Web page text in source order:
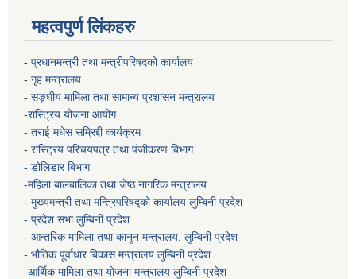
महत्वपुर्ण लिंकहरु
- प्रधानमन्त्री तथा मन्त्रीपरिषदको कार्यालय
- गृह मन्त्रालय
- सङ्घीय मामिला तथा सामान्य प्रशासन मन्त्रालय
-रास्ट्रिय योजना आयोग
- तराई मधेस सम्रिद्दी कार्यक्रम
- रास्ट्रिय परिचयपत्र तथा पंजीकरण बिभाग
- डोलिडार बिभाग
-महिला बालबालिका तथा जेष्ठ नागरिक मन्त्रालय
- मुख्यमन्त्री तथा मन्त्रिपरिषद्को कार्यालय लुम्बिनी प्रदेश
- प्रदेश सभा लुम्बिनी प्रदेश
- आन्तरिक मामिला तथा कानुन मन्त्रालय, लुम्बिनी प्रदेश
- भौतिक पूर्वाधार बिकास मन्त्रालय लुम्बिनी प्रदेश
-आर्थिक मामिला तथा योजना मन्त्रालय लुम्बिनी प्रदेश